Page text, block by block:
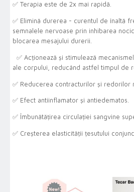
✅ Terapia este de 2x mai rapidă.
✅ Elimină durerea - curentul de înaltă
semnalele nervoase prin inhibarea
blocarea mesajului durerii.
✅ Acționează și stimulează
ale corpului, reducând astfel timpul de
✅ Reducerea contracturilor și redorilor
✅ Efect antiinflamator și antiedematos.
✅ Îmbunătățirea circulației sangvine
✅ Creșterea elasticității țesutului